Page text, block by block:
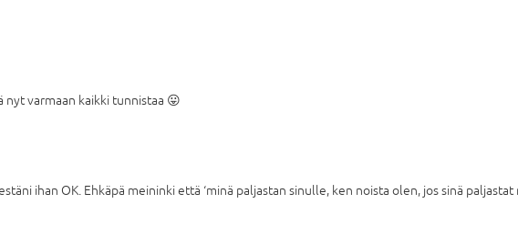
nyt varmaan kaikki tunnistaa 😛
ihan OK. Ehkäpä meininki että ‘minä paljastan sinulle, ken noista olen, jos sinä paljastat